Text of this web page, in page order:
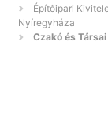
Építőipari
Nyíregyháza
Czakó és